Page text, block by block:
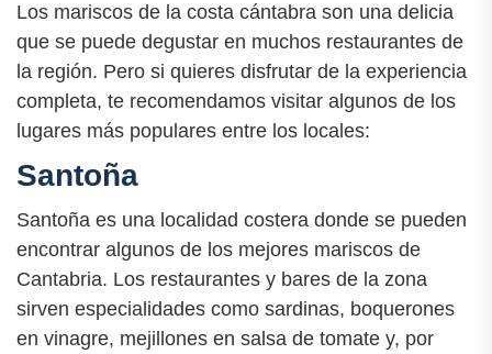
Los mariscos de la costa cántabra son una delicia
que se puede degustar en muchos restaurantes de
la región. Pero si quieres disfrutar de la experiencia
completa, te recomendamos visitar algunos de los
lugares más populares entre los locales:
Santoña
Santoña es una localidad costera donde se pueden
encontrar algunos de los mejores mariscos de
Cantabria. Los restaurantes y bares de la zona
sirven especialidades como sardinas, boquerones
en vinagre, mejillones en salsa de tomate y, por